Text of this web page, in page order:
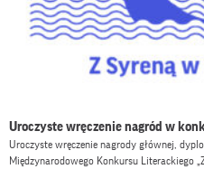
Uroczyste wręczenie nagród w
Uroczyste wręczenie nagrody głównej,
Międzynarodowego Konkursu Literackiego